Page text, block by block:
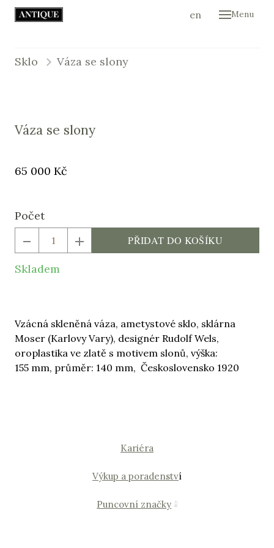
Menu
cs
en
Sklo Váza se slony
Váza se slony
Cena:
65 000 Kč
Počet
PŘIDAT DO KOŠÍKU
Skladem
Vzácná skleněná váza, ametystové sklo, sklárna
Moser (Karlovy Vary), designér Rudolf Wels,
oroplastika ve zlatě s motivem slonů, výška:
155 mm, průměr: 140 mm, Československo 1920
Kariéra
Výkup a poradenství
Puncovní značky